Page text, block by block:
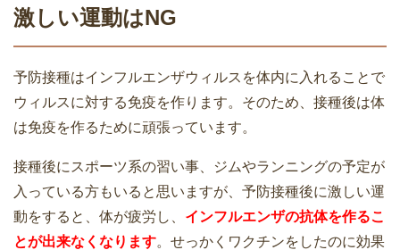
激しい運動はNG
予防接種はインフルエンザウィルスを体内に入れることで
ウィルスに対する免疫を作ります。そのため、接種後は体
は免疫を作るために頑張っています。
接種後にスポーツ系の習い事、ジムやランニングの予定が
入っている方もいると思いますが、予防接種後に激しい運
動をすると、体が疲労し、 インフルエンザの抗体を作るこ
とが出来なくなります。せっかくワクチンをしたのに効果